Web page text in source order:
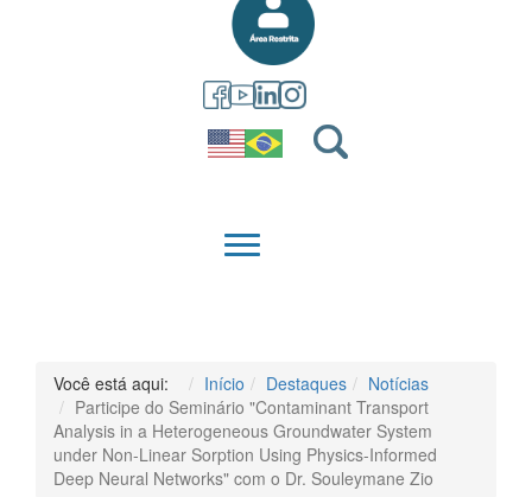
QUEM SOMOS
Você está aqui: Início Destaques
Notícias
Participe do Seminário "Contaminant Transport
Analysis in a Heterogeneous Groundwater System
under Non-Linear Sorption Using Physics-Informed
Deep Neural Networks" com o Dr. Souleymane Zio